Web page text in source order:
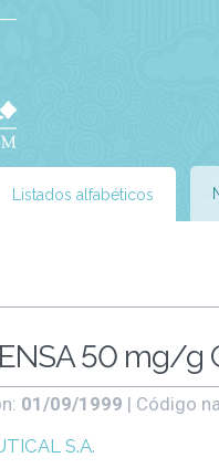
Listados alfabéticos
50 mg/g
01/09/1999 | Código
S.A.